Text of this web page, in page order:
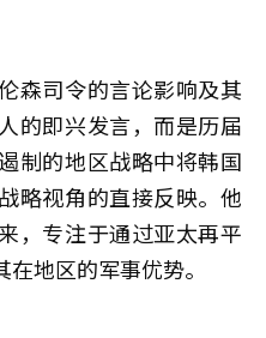
森司令的言论影响及其
的即兴发言，而是历届
制的地区战略中将韩国
略视角的直接反映。他
，专注于通过亚太再平
地区的军事优势。